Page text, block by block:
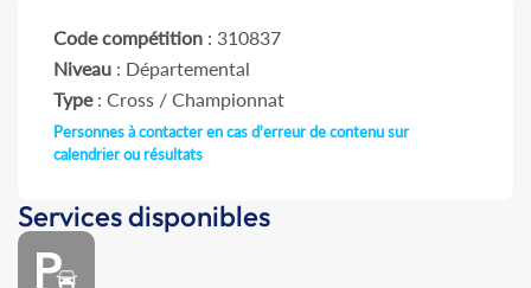
Code compétition : 310837
Niveau : Départemental
Type: Cross / Championnat
Personnes à contacter en cas d'erreur de contenu sur
calendrier ou résultats
Services disponibles